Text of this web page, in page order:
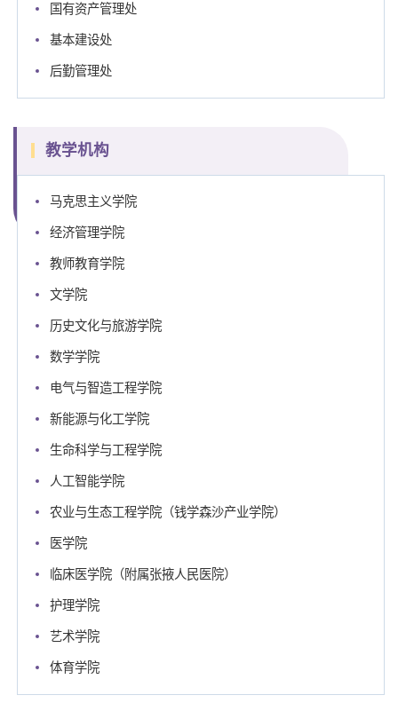
国有资产管理处
基本建设处
后勤管理处
教学机构
马克思主义学院
经济管理学院
教师教育学院
文学院
历史文化与旅游学院
数学学院
电气与智造工程学院
新能源与化工学院
生命科学与工程学院
人工智能学院
农业与生态工程学院（钱学森沙产业学院）
医学院
临床医学院（附属张掖人民医院）
护理学院
艺术学院
体育学院